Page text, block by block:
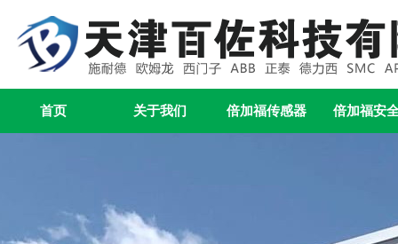
首页 关于我们 倍加福传感器 倍加福安